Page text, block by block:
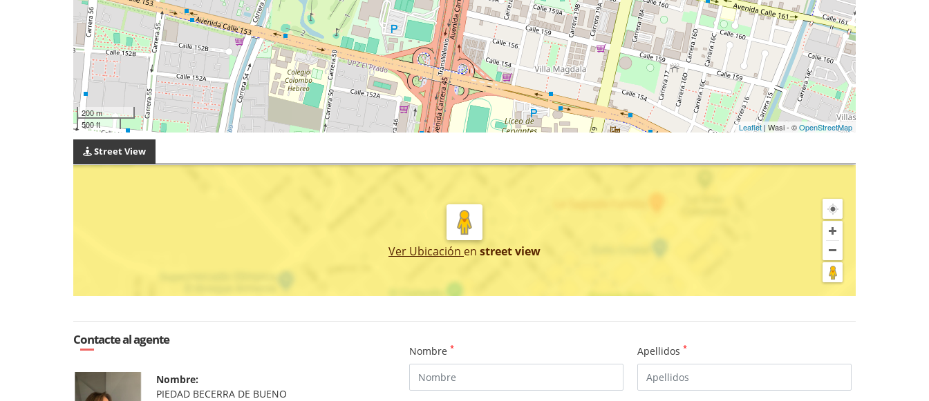
200 m
500 ft
Leaflet | Wasi - ©OpenStreetMap
Street View
Ver Ubicación en street view
Contacte al agente
Nombre:
PIEDAD BECERRA DE BUENO
Nombre * Apellidos *